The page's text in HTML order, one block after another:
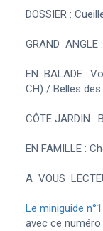
DOSSIER :
GRAND ANGLE :
EN BALADE :
CH) / Belles
CÔTE JARDIN :
EN FAMILLE :
A VOUS
Le miniguide
avec ce